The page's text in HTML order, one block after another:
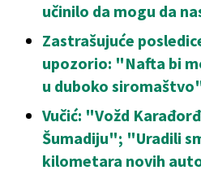
učinilo da mogu da
Zastrašujuće
upozorio: "Nafta bi
u duboko
Vučić: "Vožd
Šumadiju"; "Uradili
kilometara novih